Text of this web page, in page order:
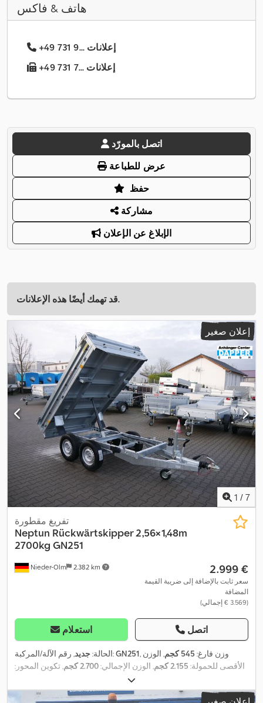
هاتف & فاكس
+49 731 9... إعلانات
+49 731 7... إعلانات
اتصل بالمورّد
عرض للطباعة
حفظ
مشاركة
الإبلاغ عن الإعلان
قد تهمك أيضًا هذه الإعلانات.
إعلان صغير
1 / 7
Nieder-Olm 2.382 km
تفريغ مقطورة
Neptun Rückwärtskipper 2,56×1,48m
2700kg GN251
‏2.999 €
سعر ثابت بالإضافة إلى ضريبة القيمة
المضافة
(‏3.569 € إجمالي)
استعلام اتصل
الحالة:جديد , رقم الآلة/المركبة:GN251 , وزن فارغ: 545 كجم
, الوزن
الأقصى للحمولة: 2.155 كجم , الوزن الإجمالي:2.700 كجم
, تكوين المحور:
2.560 مم
مم, ارتفاع مساحة التحميل:300 مم ,